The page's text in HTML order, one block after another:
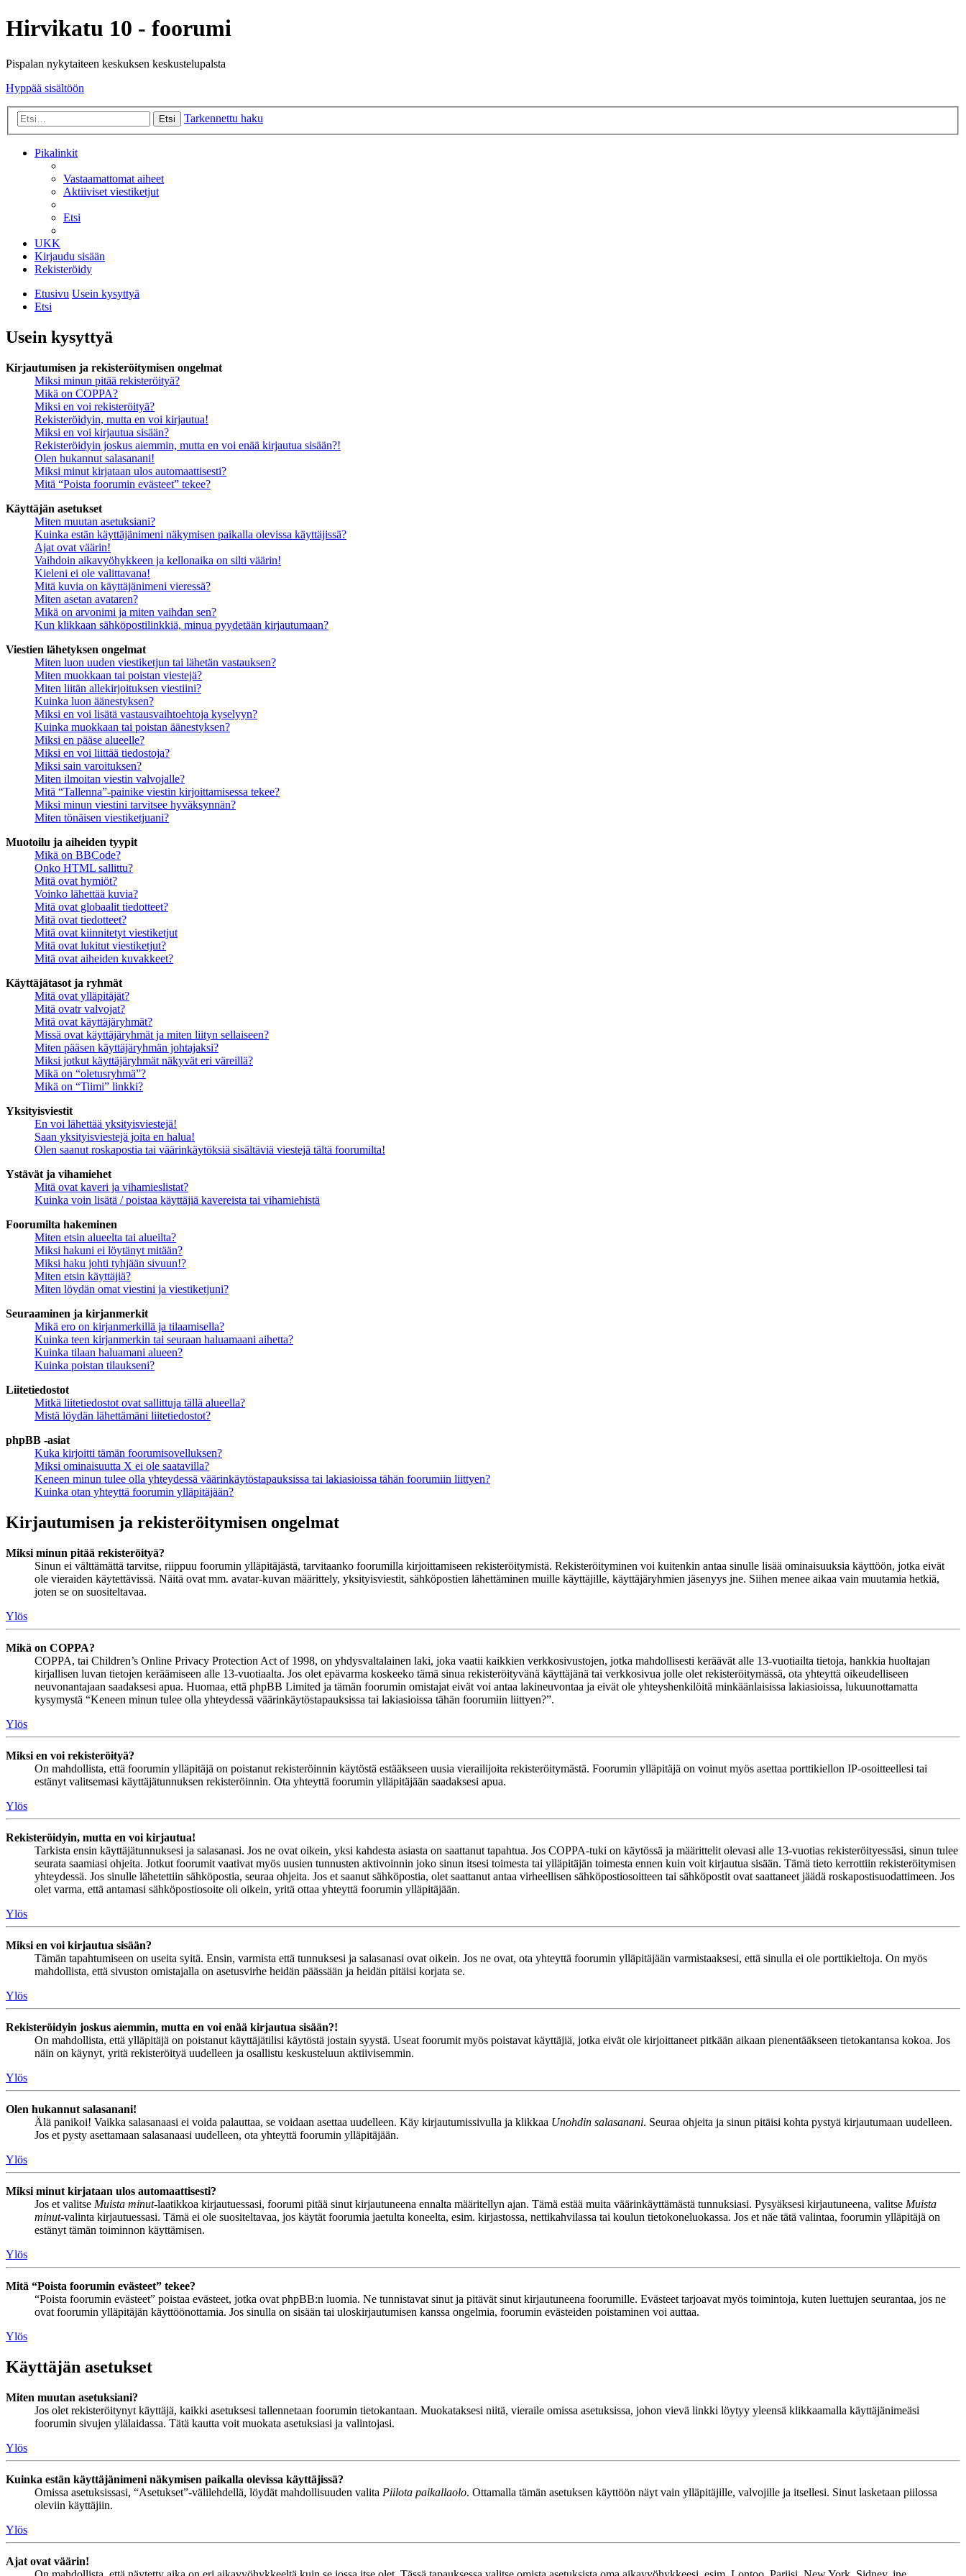
Hirvikatu 10 - foorumi
Pispalan nykytaiteen keskuksen keskustelupalsta
Hyppää sisältöön
Etsi Tarkennettu haku
Pikalinkit
Vastaamattomat aiheet
Aktiiviset viestiketjut
Etsi
UKK
Kirjaudu sisään
Rekisteröidy
Etusivu Usein kysyttyä
Etsi
Usein kysyttyä
Kirjautumisen ja rekisteröitymisen ongelmat
Miksi minun pitää rekisteröityä?
Mikä on COPPA?
Miksi en voi rekisteröityä?
Rekisteröidyin, mutta en voi kirjautua!
Miksi en voi kirjautua sisään?
Rekisteröidyin joskus aiemmin, mutta en voi enää kirjautua sisään?!
Olen hukannut salasanani!
Miksi minut kirjataan ulos automaattisesti?
Mitä “Poista foorumin evästeet” tekee?
Käyttäjän asetukset
Miten muutan asetuksiani?
Kuinka estän käyttäjänimeni näkymisen paikalla olevissa käyttäjissä?
Ajat ovat väärin!
Vaihdoin aikavyöhykkeen ja kellonaika on silti väärin!
Kieleni ei ole valittavana!
Mitä kuvia on käyttäjänimeni vieressä?
Miten asetan avataren?
Mikä on arvonimi ja miten vaihdan sen?
Kun klikkaan sähköpostilinkkiä, minua pyydetään kirjautumaan?
Viestien lähetyksen ongelmat
Miten luon uuden viestiketjun tai lähetän vastauksen?
Miten muokkaan tai poistan viestejä?
Miten liitän allekirjoituksen viestiini?
Kuinka luon äänestyksen?
Miksi en voi lisätä vastausvaihtoehtoja kyselyyn?
Kuinka muokkaan tai poistan äänestyksen?
Miksi en pääse alueelle?
Miksi en voi liittää tiedostoja?
Miksi sain varoituksen?
Miten ilmoitan viestin valvojalle?
Mitä “Tallenna”-painike viestin kirjoittamisessa tekee?
Miksi minun viestini tarvitsee hyväksynnän?
Miten tönäisen viestiketjuani?
Muotoilu ja aiheiden tyypit
Mikä on BBCode?
Onko HTML sallittu?
Mitä ovat hymiöt?
Voinko lähettää kuvia?
Mitä ovat globaalit tiedotteet?
Mitä ovat tiedotteet?
Mitä ovat kiinnitetyt viestiketjut
Mitä ovat lukitut viestiketjut?
Mitä ovat aiheiden kuvakkeet?
Käyttäjätasot ja ryhmät
Mitä ovat ylläpitäjät?
Mitä ovatr valvojat?
Mitä ovat käyttäjäryhmät?
Missä ovat käyttäjäryhmät ja miten liityn sellaiseen?
Miten pääsen käyttäjäryhmän johtajaksi?
Miksi jotkut käyttäjäryhmät näkyvät eri väreillä?
Mikä on “oletusryhmä”?
Mikä on “Tiimi” linkki?
Yksityisviestit
En voi lähettää yksityisviestejä!
Saan yksityisviestejä joita en halua!
Olen saanut roskapostia tai väärinkäytöksiä sisältäviä viestejä tältä foorumilta!
Ystävät ja vihamiehet
Mitä ovat kaveri ja vihamieslistat?
Kuinka voin lisätä / poistaa käyttäjiä kavereista tai vihamiehistä
Foorumilta hakeminen
Miten etsin alueelta tai alueilta?
Miksi hakuni ei löytänyt mitään?
Miksi haku johti tyhjään sivuun!?
Miten etsin käyttäjiä?
Miten löydän omat viestini ja viestiketjuni?
Seuraaminen ja kirjanmerkit
Mikä ero on kirjanmerkillä ja tilaamisella?
Kuinka teen kirjanmerkin tai seuraan haluamaani aihetta?
Kuinka tilaan haluamani alueen?
Kuinka poistan tilaukseni?
Liitetiedostot
Mitkä liitetiedostot ovat sallittuja tällä alueella?
Mistä löydän lähettämäni liitetiedostot?
phpBB -asiat
Kuka kirjoitti tämän foorumisovelluksen?
Miksi ominaisuutta X ei ole saatavilla?
Keneen minun tulee olla yhteydessä väärinkäytöstapauksissa tai lakiasioissa tähän foorumiin liittyen?
Kuinka otan yhteyttä foorumin ylläpitäjään?
Kirjautumisen ja rekisteröitymisen ongelmat
Miksi minun pitää rekisteröityä?
Sinun ei välttämättä tarvitse, riippuu foorumin ylläpitäjästä, tarvitaanko foorumilla kirjoittamiseen rekisteröitymistä. Rekisteröityminen voi kuitenkin antaa sinulle lisää ominaisuuksia käyttöön, jotka eivät
ole vieraiden käytettävissä. Näitä ovat mm. avatar-kuvan määrittely, yksityisviestit, sähköpostien lähettäminen muille käyttäjille, käyttäjäryhmien jäsenyys jne. Siihen menee aikaa vain muutamia hetkiä,
joten se on suositeltavaa.
Ylös
Mikä on COPPA?
COPPA, tai Children’s Online Privacy Protection Act of 1998, on yhdysvaltalainen laki, joka vaatii kaikkien verkkosivustojen, jotka mahdollisesti keräävät alle 13-vuotiailta tietoja, hankkia huoltajan
kirjallisen luvan tietojen keräämiseen alle 13-vuotiaalta. Jos olet epävarma koskeeko tämä sinua rekisteröityvänä käyttäjänä tai verkkosivua jolle olet rekisteröitymässä, ota yhteyttä oikeudelliseen
neuvonantajaan saadaksesi apua. Huomaa, että phpBB Limited ja tämän foorumin omistajat eivät voi antaa lakineuvontaa ja eivät ole yhteyshenkilöitä minkäänlaisissa lakiasioissa, lukuunottamatta
kysymystä “Keneen minun tulee olla yhteydessä väärinkäytöstapauksissa tai lakiasioissa tähän foorumiin liittyen?”.
Ylös
Miksi en voi rekisteröityä?
On mahdollista, että foorumin ylläpitäjä on poistanut rekisteröinnin käytöstä estääkseen uusia vierailijoita rekisteröitymästä. Foorumin ylläpitäjä on voinut myös asettaa porttikiellon IP-osoitteellesi tai
estänyt valitsemasi käyttäjätunnuksen rekisteröinnin. Ota yhteyttä foorumin ylläpitäjään saadaksesi apua.
Ylös
Rekisteröidyin, mutta en voi kirjautua!
Tarkista ensin käyttäjätunnuksesi ja salasanasi. Jos ne ovat oikein, yksi kahdesta asiasta on saattanut tapahtua. Jos COPPA-tuki on käytössä ja määrittelit olevasi alle 13-vuotias rekisteröityessäsi, sinun tulee
seurata saamiasi ohjeita. Jotkut foorumit vaativat myös uusien tunnusten aktivoinnin joko sinun itsesi toimesta tai ylläpitäjän toimesta ennen kuin voit kirjautua sisään. Tämä tieto kerrottiin rekisteröitymisen
yhteydessä. Jos sinulle lähetettiin sähköpostia, seuraa ohjeita. Jos et saanut sähköpostia, olet saattanut antaa virheellisen sähköpostiosoitteen tai sähköpostit ovat saattaneet jäädä roskapostisuodattimeen. Jos
olet varma, että antamasi sähköpostiosoite oli oikein, yritä ottaa yhteyttä foorumin ylläpitäjään.
Ylös
Miksi en voi kirjautua sisään?
Tämän tapahtumiseen on useita syitä. Ensin, varmista että tunnuksesi ja salasanasi ovat oikein. Jos ne ovat, ota yhteyttä foorumin ylläpitäjään varmistaaksesi, että sinulla ei ole porttikieltoja. On myös
mahdollista, että sivuston omistajalla on asetusvirhe heidän päässään ja heidän pitäisi korjata se.
Ylös
Rekisteröidyin joskus aiemmin, mutta en voi enää kirjautua sisään?!
On mahdollista, että ylläpitäjä on poistanut käyttäjätilisi käytöstä jostain syystä. Useat foorumit myös poistavat käyttäjiä, jotka eivät ole kirjoittaneet pitkään aikaan pienentääkseen tietokantansa kokoa. Jos
näin on käynyt, yritä rekisteröityä uudelleen ja osallistu keskusteluun aktiivisemmin.
Ylös
Olen hukannut salasanani!
Älä panikoi! Vaikka salasanaasi ei voida palauttaa, se voidaan asettaa uudelleen. Käy kirjautumissivulla ja klikkaa Unohdin salasanani. Seuraa ohjeita ja sinun pitäisi kohta pystyä kirjautumaan uudelleen.
Jos et pysty asettamaan salasanaasi uudelleen, ota yhteyttä foorumin ylläpitäjään.
Ylös
Miksi minut kirjataan ulos automaattisesti?
Jos et valitse Muista minut-laatikkoa kirjautuessasi, foorumi pitää sinut kirjautuneena ennalta määritellyn ajan. Tämä estää muita väärinkäyttämästä tunnuksiasi. Pysyäksesi kirjautuneena, valitse Muista
minut-valinta kirjautuessasi. Tämä ei ole suositeltavaa, jos käytät foorumia jaetulta koneelta, esim. kirjastossa, nettikahvilassa tai koulun tietokoneluokassa. Jos et näe tätä valintaa, foorumin ylläpitäjä on
estänyt tämän toiminnon käyttämisen.
Ylös
Mitä “Poista foorumin evästeet” tekee?
“Poista foorumin evästeet” poistaa evästeet, jotka ovat phpBB:n luomia. Ne tunnistavat sinut ja pitävät sinut kirjautuneena foorumille. Evästeet tarjoavat myös toimintoja, kuten luettujen seurantaa, jos ne
ovat foorumin ylläpitäjän käyttöönottamia. Jos sinulla on sisään tai uloskirjautumisen kanssa ongelmia, foorumin evästeiden poistaminen voi auttaa.
Ylös
Käyttäjän asetukset
Miten muutan asetuksiani?
Jos olet rekisteröitynyt käyttäjä, kaikki asetuksesi tallennetaan foorumin tietokantaan. Muokataksesi niitä, vieraile omissa asetuksissa, johon vievä linkki löytyy yleensä klikkaamalla käyttäjänimeäsi
foorumin sivujen ylälaidassa. Tätä kautta voit muokata asetuksiasi ja valintojasi.
Ylös
Kuinka estän käyttäjänimeni näkymisen paikalla olevissa käyttäjissä?
Omissa asetuksissasi, “Asetukset”-välilehdellä, löydät mahdollisuuden valita Piilota paikallaolo. Ottamalla tämän asetuksen käyttöön näyt vain ylläpitäjille, valvojille ja itsellesi. Sinut lasketaan piilossa
oleviin käyttäjiin.
Ylös
Ajat ovat väärin!